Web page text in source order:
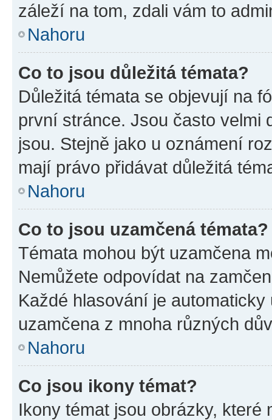
záleží na tom, zdali vám to
Nahoru
Co to jsou důležitá témata?
Důležitá témata se objevují na
první stránce. Jsou často velmi
jsou. Stejně jako u oznámení
mají právo přidávat důležitá
Nahoru
Co to jsou uzamčená témata?
Témata mohou být uzamčena
Nemůžete odpovídat na
Každé hlasování je
uzamčena z mnoha různých
Nahoru
Co jsou ikony témat?
Ikony témat jsou obrázky,